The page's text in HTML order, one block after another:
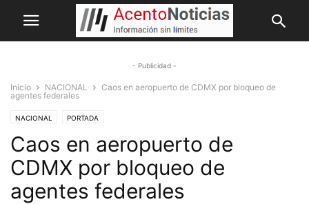
- Publicidad -
Inicio NACIONAL
Caos en aeropuerto de CDMX por bloqueo de
agentes federales
NACIONAL PORTADA
Caos en aeropuerto de
CDMX por bloqueo de
agentes federales